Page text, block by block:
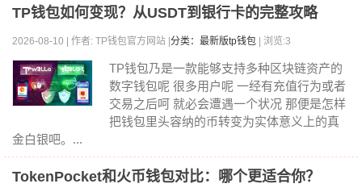
TP钱包如何变现？从USDT到银行卡的完整攻略
2026-08-10 | 作者: TP钱包官方网站 | 分类：最新版tp钱包 | 浏览:3
TP钱包乃是一款能够支持多种区块链资产的
数字钱包呢 很多用户呢 一经有充值行为或者
交易之后呵 就必会遭遇一个状况 那便是怎样
把钱包里头容纳的币转变为实体意义上的真
金白银吧。...
TokenPocket和火币钱包对比：哪个更适合你？